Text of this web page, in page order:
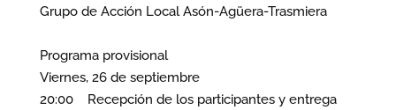
Grupo de Acción Local Asón-Agüera-Trasmiera
Programa provisional
Viernes, 26 de septiembre
20:00 Recepción de los participantes y entrega